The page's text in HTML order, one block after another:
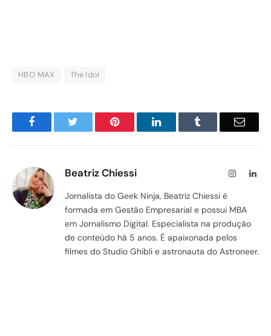
HBO MAX The Idol
Facebook Pinterest LinkedIn Email
Beatriz Chiessi Instagram
Jornalista do Geek Ninja, Beatriz Chiessi é
formada em Gestão Empresarial e possui MBA
em Jornalismo Digital. Especialista na produção
de conteúdo há 5 anos. É apaixonada pelos
filmes do Studio Ghibli e astronauta do Astroneer.